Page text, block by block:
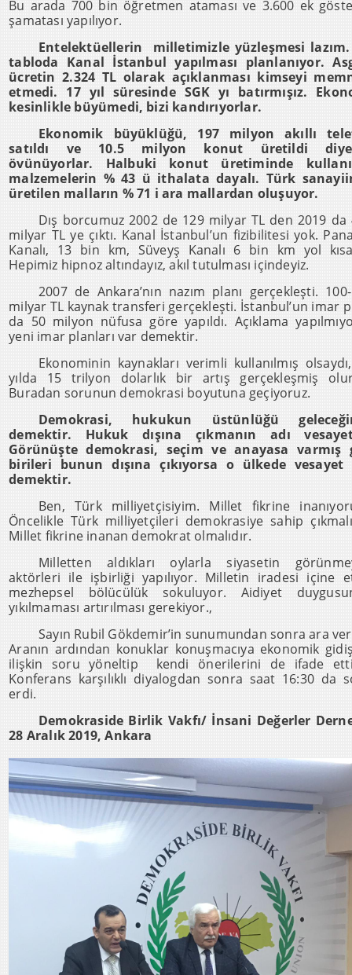
Bu arada 700 bin öğretmen ataması ve 3.600 ek
şamatası yapılıyor.
Entelektüellerin milletimizle yüzleşmesi
tabloda Kanal İstanbul yapılması planlanıyor.
ücretin 2.324 TL olarak açıklanması kimseyi
etmedi. 17 yıl süresinde SGK yı batırmışız.
kesinlikle büyümedi, bizi kandırıyorlar.
Ekonomik büyüklüğü, 197 milyon akıllı
satıldı ve 10.5 milyon konut üretildi
övünüyorlar. Halbuki konut üretiminde
malzemelerin % 43 ü ithalata dayalı. Türk
üretilen malların % 71 i ara mallardan oluşuyor.
Dış borcumuz 2002 de 129 milyar TL den 2019 da
milyar TL ye çıktı. Kanal İstanbul’un fizibilitesi yok.
Kanalı, 13 bin km, Süveyş Kanalı 6 bin km yol
Hepimiz hipnoz altındayız, akıl tutulması içindeyiz.
2007 de Ankara’nın nazım planı gerçekleşti.
milyar TL kaynak transferi gerçekleşti. İstanbul’un imar
da 50 milyon nüfusa göre yapıldı. Açıklama
yeni imar planları var demektir.
Ekonominin kaynakları verimli kullanılmış
yılda 15 trilyon dolarlık bir artış gerçekleşmiş
Buradan sorunun demokrasi boyutuna geçiyoruz.
Demokrasi, hukukun üstünlüğü
demektir. Hukuk dışına çıkmanın adı
Görünüşte demokrasi, seçim ve anayasa varmış
birileri bunun dışına çıkıyorsa o ülkede vesayet
demektir.
Ben, Türk milliyetçisiyim. Millet fikrine
Öncelikle Türk milliyetçileri demokrasiye sahip
Millet fikrine inanan demokrat olmalıdır.
Milletten aldıkları oylarla siyasetin
aktörleri ile işbirliği yapılıyor. Milletin iradesi içine
mezhepsel bölücülük sokuluyor. Aidiyet
yıkılmaması artırılması gerekiyor.,
Sayın Rubil Gökdemir’in sunumundan sonra ara
Aranın ardından konuklar konuşmacıya ekonomik
ilişkin soru yöneltip kendi önerilerini de ifade
Konferans karşılıklı diyalogdan sonra saat 16:30 da
erdi.
Demokraside Birlik Vakfı/ İnsani Değerler
28 Aralık 2019, Ankara